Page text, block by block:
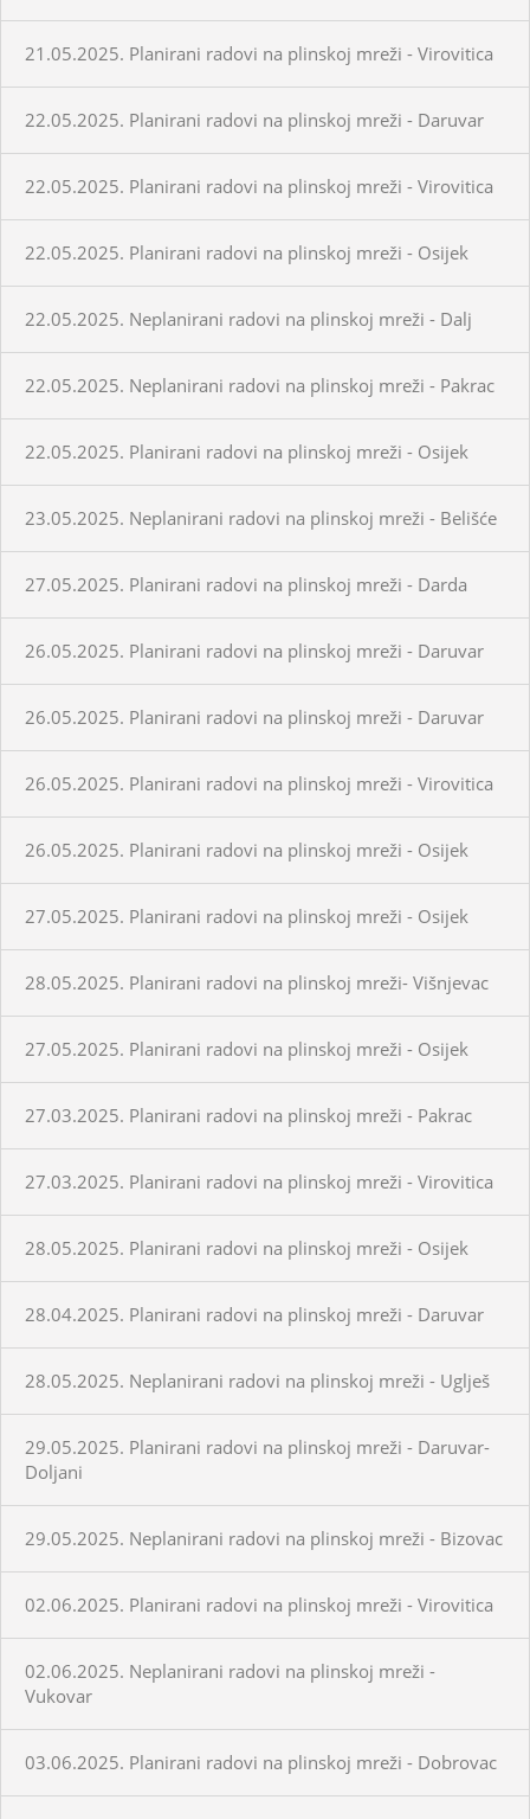
21.05.2025. Planirani radovi na plinskoj mreži - Virovitica
22.05.2025. Planirani radovi na plinskoj mreži - Daruvar
22.05.2025. Planirani radovi na plinskoj mreži - Virovitica
22.05.2025. Planirani radovi na plinskoj mreži - Osijek
22.05.2025. Neplanirani radovi na plinskoj mreži - Dalj
22.05.2025. Neplanirani radovi na plinskoj mreži - Pakrac
22.05.2025. Planirani radovi na plinskoj mreži - Osijek
23.05.2025. Neplanirani radovi na plinskoj mreži - Belišće
27.05.2025. Planirani radovi na plinskoj mreži - Darda
26.05.2025. Planirani radovi na plinskoj mreži - Daruvar
26.05.2025. Planirani radovi na plinskoj mreži - Daruvar
26.05.2025. Planirani radovi na plinskoj mreži - Virovitica
26.05.2025. Planirani radovi na plinskoj mreži - Osijek
27.05.2025. Planirani radovi na plinskoj mreži - Osijek
28.05.2025. Planirani radovi na plinskoj mreži- Višnjevac
27.05.2025. Planirani radovi na plinskoj mreži - Osijek
27.03.2025. Planirani radovi na plinskoj mreži - Pakrac
27.03.2025. Planirani radovi na plinskoj mreži - Virovitica
28.05.2025. Planirani radovi na plinskoj mreži - Osijek
28.04.2025. Planirani radovi na plinskoj mreži - Daruvar
28.05.2025. Neplanirani radovi na plinskoj mreži - Uglješ
29.05.2025. Planirani radovi na plinskoj mreži - Daruvar-
Doljani
29.05.2025. Neplanirani radovi na plinskoj mreži - Bizovac
02.06.2025. Planirani radovi na plinskoj mreži - Virovitica
02.06.2025. Neplanirani radovi na plinskoj mreži -
Vukovar
03.06.2025. Planirani radovi na plinskoj mreži - Dobrovac